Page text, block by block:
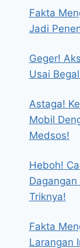
Fakta
Jadi
Geger!
Usai
Astaga!
Mobil
Medsos!
Heboh!
Triknya!
Fakta
Larangan